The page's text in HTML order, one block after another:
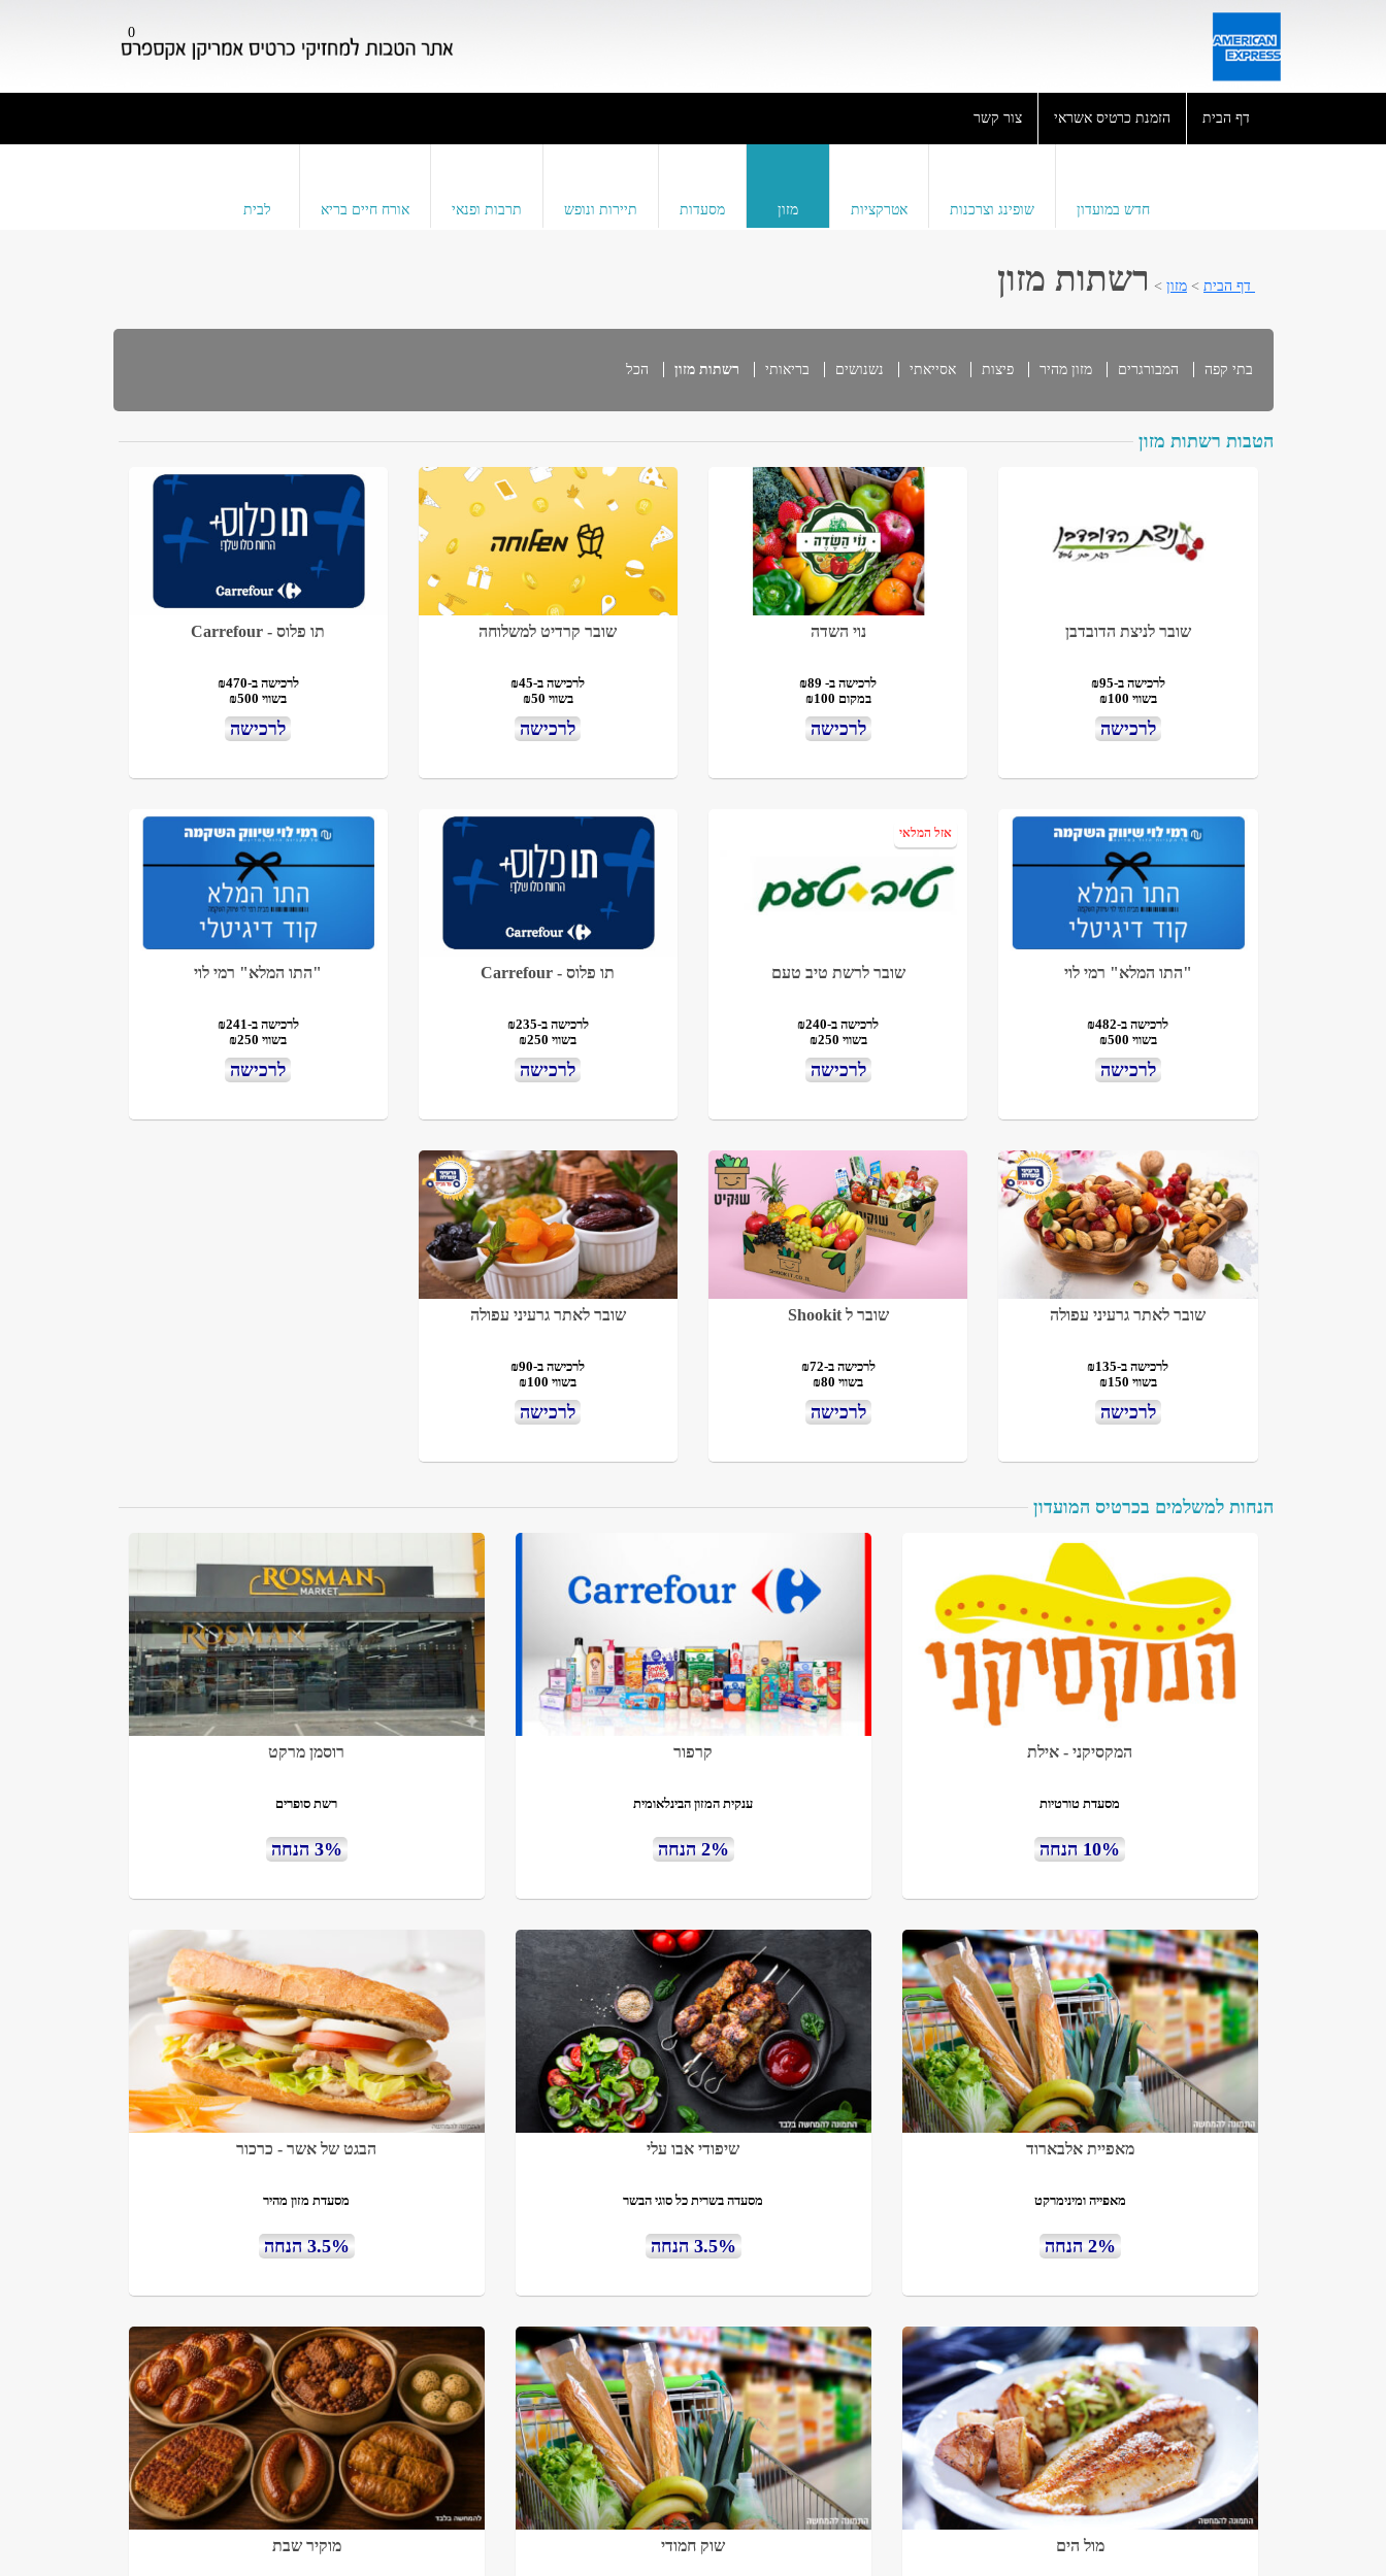
0
דף הבית הזמנת כרטיס אשראי צור קשר
חדש במועדון שופינג וצרכנות אטרקציות מזון מסעדות תיירות ונופש תרבות ופנאי אורח חיים בריא לבית
דף הבית > מזון > רשתות מזון
בתי קפה המבורגרים מזון מהיר פיצות אסייאתי נשנושים בריאותי רשתות מזון הכל
הטבות רשתות מזון
שובר לניצת הדובדבן
לרכישה ב-₪95
בשווי ₪100
לרכישה
נוי השדה
לרכישה ב- ₪89
במקום ₪100
לרכישה
שובר קרדיט למשלוחה
לרכישה ב-₪45
בשווי ₪50
לרכישה
תו פלוס - Carrefour
לרכישה ב-₪470
בשווי ₪500
לרכישה
"התו המלא" רמי לוי
לרכישה ב-₪482
בשווי ₪500
לרכישה
שובר לרשת טיב טעם
לרכישה ב-₪240
בשווי ₪250
לרכישה
אזל המלאי
תו פלוס - Carrefour
לרכישה ב-₪235
בשווי ₪250
לרכישה
"התו המלא" רמי לוי
לרכישה ב-₪241
בשווי ₪250
לרכישה
שובר לאתר גרעיני עפולה
לרכישה ב-₪135
בשווי ₪150
לרכישה
שובר ל Shookit
לרכישה ב-₪72
בשווי ₪80
לרכישה
שובר לאתר גרעיני עפולה
לרכישה ב-₪90
בשווי ₪100
לרכישה
הנחות למשלמים בכרטיס המועדון
המקסיקני - אילת
מסעדת טורטיות
10% הנחה
קרפור
ענקית המזון הבינלאומית
2% הנחה
רוסמן מרקט
רשת סופרים
3% הנחה
מאפיית אלבארוד
מאפייה ומינימרקט
2% הנחה
שיפודי אבו עלי
מסעדה בשרית כל סוגי הבשר
3.5% הנחה
הבגט של אשר - כרכור
מסעדת מזון מהיר
3.5% הנחה
מול הים שוק חמודי מוקיר שבת